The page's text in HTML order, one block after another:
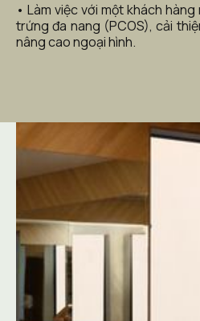
• Làm việc với một khách
trứng đa nang (PCOS), cải
nâng cao ngoại hình.